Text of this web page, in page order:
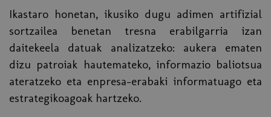
Ikastaro honetan, ikusiko dugu adimen artifizial
sortzailea benetan tresna erabilgarria izan
daitekeela datuak analizatzeko: aukera ematen
dizu patroiak hautemateko, informazio baliotsua
ateratzeko eta enpresa-erabaki informatuago eta
estrategikoagoak hartzeko.